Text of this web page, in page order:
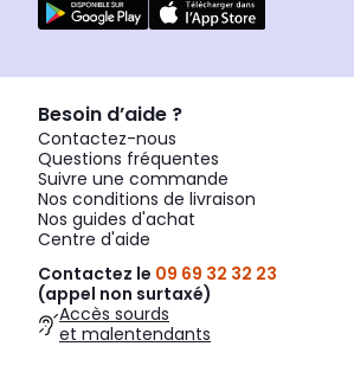
Besoin d’aide ?
Contactez-nous
Questions fréquentes
Suivre une commande
Nos conditions de livraison
Nos guides d'achat
Centre d'aide
Contactez le 09 69 32 32 23
(appel non surtaxé)
Accès sourds
et malentendants